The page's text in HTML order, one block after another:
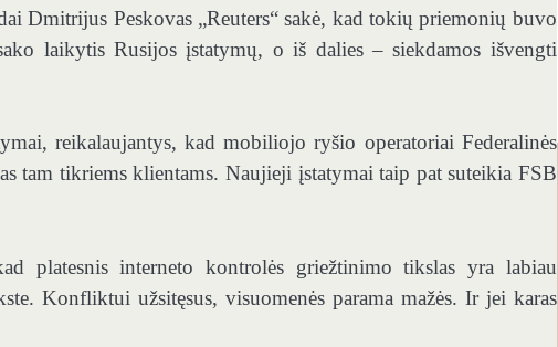
Dmitrijus Peskovas „Reuters“ sakė, kad tokių priemonių buvo
laikytis Rusijos įstatymų, o iš dalies – siekdamos išvengti
reikalaujantys, kad mobiliojo ryšio operatoriai Federalinės
tam tikriems klientams. Naujieji įstatymai taip pat suteikia FSB
platesnis interneto kontrolės griežtinimo tikslas yra labiau
Konfliktui užsitęsus, visuomenės parama mažės. Ir jei karas